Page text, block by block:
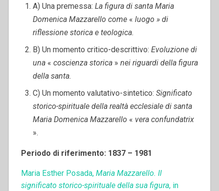
A) Una premessa: La figura di santa Maria
Domenica Mazzarello come « luogo » di
riflessione storica e teologica.
B) Un momento critico-descrittivo: Evoluzione di
una « coscienza storica » nei riguardi della figura
della santa.
C) Un momento valutativo-sintetico: Significato
storico-spirituale della realtà ecclesiale di santa
Maria Domenica Mazzarello « vera confundatrix
».
Periodo di riferimento: 1837 – 1981
Maria Esther Posada, Maria Mazzarello. Il
significato storico-spirituale della sua figura, in